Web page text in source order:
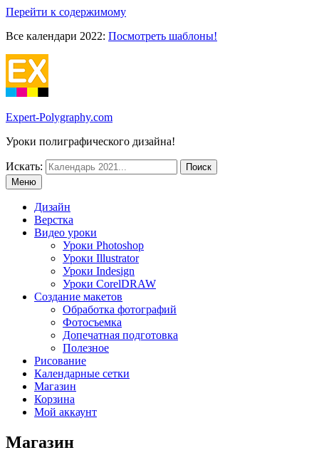
Перейти к содержимому
Все календари 2022: Посмотреть шаблоны!
Expert-Polygraphy.com
Уроки полиграфического дизайна!
Искать:
Меню
Дизайн
Верстка
Видео уроки
Уроки Photoshop
Уроки Illustrator
Уроки Indesign
Уроки CorelDRAW
Создание макетов
Обработка фотографий
Фотосъемка
Допечатная подготовка
Полезное
Рисование
Календарные сетки
Магазин
Корзина
Мой аккаунт
Магазин